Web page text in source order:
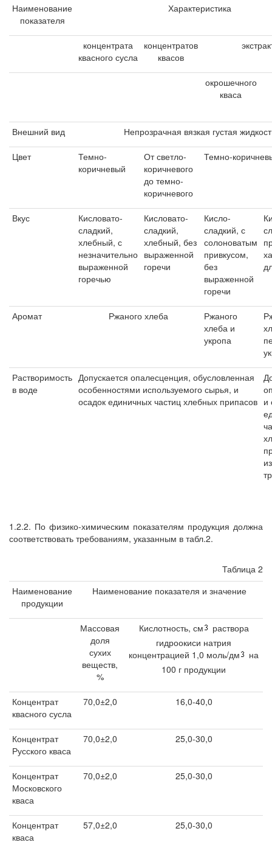
Наименование
показателя
Характеристика
концентрата
квасного сусла
концентратов
квасов
окрошечного
кваса
Внешний вид Непрозрачная вязкая густая
Цвет
Темно-
коричневый
От светло-
коричневого
до темно-
коричневого
Темно-
Вкус
Кисловато-
сладкий,
хлебный, с
незначительно
выраженной
горечью
Кисловато-
сладкий,
хлебный, без
выраженной
горечи
Кисло-
сладкий, с
солоноватым
привкусом,
без
выраженной
горечи
Аромат Ржаного хлеба
Ржаного
хлеба и
укропа
Растворимость
в воде
Допускается опалесценция, обусловленная
особенностями используемого сырья, и
осадок единичных частиц хлебных припасов и
1.2.2. По физико-химическим показателям продукция должна
соответствовать требованиям, указанным в табл.2.
Таблица 2
Наименование
продукции
Наименование показателя и значение
Массовая
доля
сухих
веществ,
%
Кислотность, см
раствора
гидроокиси натрия
концентрацией 1,0 моль/дм
на
100 г продукции
Концентрат
квасного сусла
70,0±2,0 16,0-40,0
Концентрат
Русского кваса
70,0±2,0 25,0-30,0
Концентрат
Московского
кваса
70,0±2,0 25,0-30,0
Концентрат
кваса
57,0±2,0 25,0-30,0